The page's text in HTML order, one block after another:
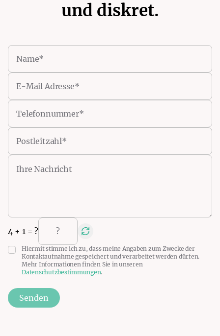
und diskret.
4 + 1 = ?
Hiermit stimme ich zu, dass meine Angaben zum Zwecke der
Kontaktaufnahme gespeichert und verarbeitet werden dürfen.
Mehr Informationen finden Sie in unseren
Datenschutzbestimmungen.
Senden